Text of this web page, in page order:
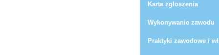
Karta zgłoszenia
Wykonywanie zawodu
Praktyki zawodowe /